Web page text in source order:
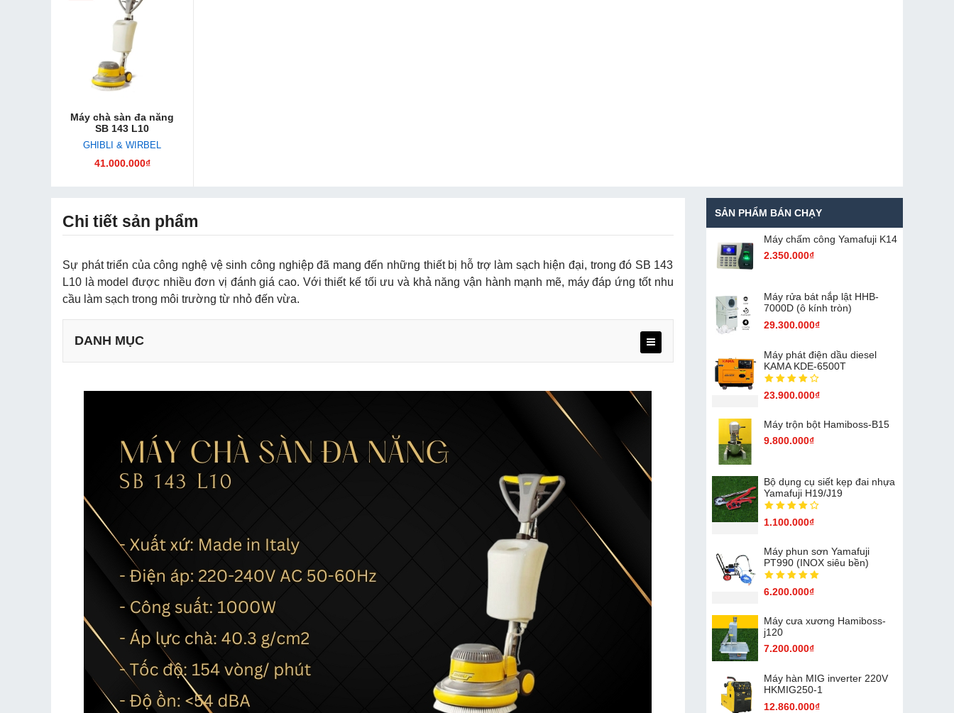
Máy chà sàn đa năng
SB 143 L10
GHIBLI & WIRBEL
41.000.000₫
Chi tiết sản phẩm
Sự phát triển của công nghệ vệ sinh công nghiệp đã mang đến những thiết bị hỗ trợ làm sạch hiện đại, trong đó SB 143
L10 là model được nhiều đơn vị đánh giá cao. Với thiết kế tối ưu và khả năng vận hành mạnh mẽ, máy đáp ứng tốt nhu
cầu làm sạch trong môi trường từ nhỏ đến vừa.
DANH MỤC
a. Tính năng tránh khởi động ngẫu nhiên
b. Ưu điểm vượt trội của GHIBLI & WIRBEL SB 143 L10
SẢN PHẨM BÁN CHẠY
Máy chấm cô​ng Yamafuji K14
2.350.000₫
Máy rửa bát nắp lật HHB-
7000D (ô kính tròn)
29.300.000₫
Máy phát điện dầu diesel
KAMA KDE-6500T
23.900.000₫
Máy trộn bột Hamiboss-B15
9.800.000₫
Bộ dụng cụ siết kẹp đai nhựa
Yamafuji H19/J19
1.100.000₫
Máy phun sơn Yamafuji
PT990 (INOX siêu bền)
6.200.000₫
Máy cưa xương Hamiboss-
j120
7.200.000₫
Máy hàn MIG inverter 220V
HKMIG250-1
12.860.000₫